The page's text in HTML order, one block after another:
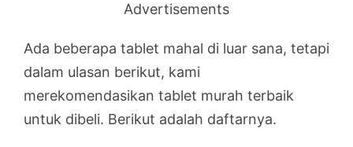
Advertisements
Ada beberapa tablet mahal di luar sana, tetapi
dalam ulasan berikut, kami
merekomendasikan tablet murah terbaik
untuk dibeli. Berikut adalah daftarnya.